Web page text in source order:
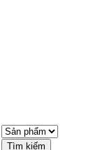
Tìm kiếm